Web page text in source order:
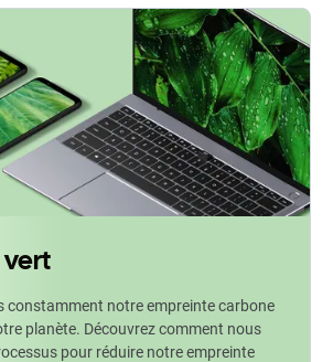
vert
constamment notre empreinte carbone
planète. Découvrez comment nous
pour réduire notre empreinte